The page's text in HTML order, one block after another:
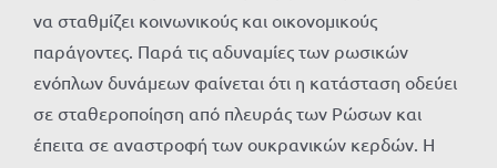
να σταθμίζει κοινωνικούς και οικονομικούς
παράγοντες. Παρά τις αδυναμίες των ρωσικών
ενόπλων δυνάμεων φαίνεται ότι η κατάσταση οδεύει
σε σταθεροποίηση από πλευράς των Ρώσων και
έπειτα σε αναστροφή των ουκρανικών κερδών. Η